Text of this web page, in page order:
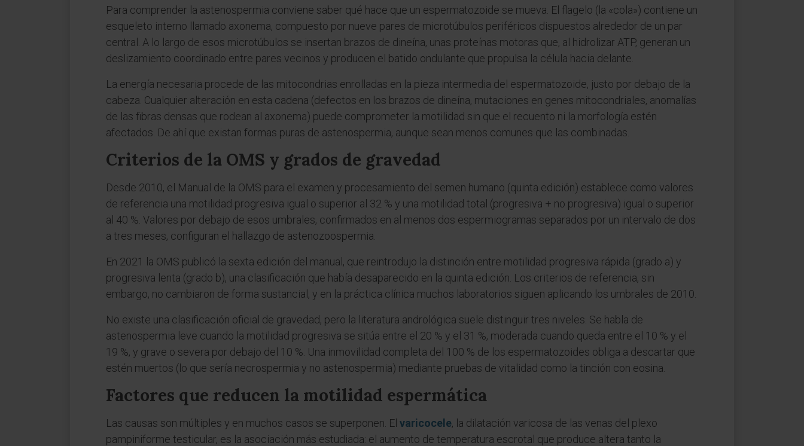
Para comprender la astenospermia conviene saber qué hace que un espermatozoide se mueva. El flagelo (la «cola») contiene un
esqueleto interno llamado axonema, compuesto por nueve pares de microtúbulos periféricos dispuestos alrededor de un par
central. A lo largo de esos microtúbulos se insertan brazos de dineína, unas proteínas motoras que, al hidrolizar ATP, generan un
deslizamiento coordinado entre pares vecinos y producen el batido ondulante que propulsa la célula hacia delante.
La energía necesaria procede de las mitocondrias enrolladas en la pieza intermedia del espermatozoide, justo por debajo de la
cabeza. Cualquier alteración en esta cadena (defectos en los brazos de dineína, mutaciones en genes mitocondriales, anomalías
de las fibras densas que rodean al axonema) puede comprometer la motilidad sin que el recuento ni la morfología estén
afectados. De ahí que existan formas puras de astenospermia, aunque sean menos comunes que las combinadas.
Criterios de la OMS y grados de gravedad
Desde 2010, el Manual de la OMS para el examen y procesamiento del semen humano (quinta edición) establece como valores
de referencia una motilidad progresiva igual o superior al 32 % y una motilidad total (progresiva + no progresiva) igual o superior
al 40 %. Valores por debajo de esos umbrales, confirmados en al menos dos espermiogramas separados por un intervalo de dos
a tres meses, configuran el hallazgo de astenozoospermia.
En 2021 la OMS publicó la sexta edición del manual, que reintrodujo la distinción entre motilidad progresiva rápida (grado a) y
progresiva lenta (grado b), una clasificación que había desaparecido en la quinta edición. Los criterios de referencia, sin
embargo, no cambiaron de forma sustancial, y en la práctica clínica muchos laboratorios siguen aplicando los umbrales de 2010.
No existe una clasificación oficial de gravedad, pero la literatura andrológica suele distinguir tres niveles. Se habla de
astenospermia leve cuando la motilidad progresiva se sitúa entre el 20 % y el 31 %, moderada cuando queda entre el 10 % y el
19 %, y grave o severa por debajo del 10 %. Una inmovilidad completa del 100 % de los espermatozoides obliga a descartar que
estén muertos (lo que sería necrospermia y no astenospermia) mediante pruebas de vitalidad como la tinción con eosina.
Factores que reducen la motilidad espermática
Las causas son múltiples y en muchos casos se superponen. El varicocele, la dilatación varicosa de las venas del plexo
pampiniforme testicular, es la asociación más estudiada: el aumento de temperatura escrotal que produce altera tanto la